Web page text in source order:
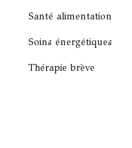
Santé alimentation
Soins énergétiques
Thérapie brève